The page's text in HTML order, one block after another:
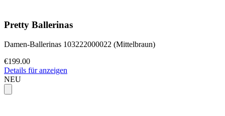
Pretty Ballerinas
Damen-Ballerinas 103222000022 (Mittelbraun)
€199.00
Details für anzeigen
NEU